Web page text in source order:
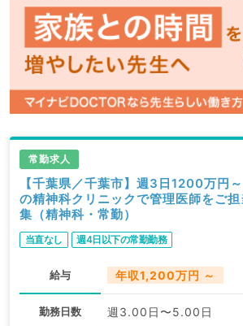
常勤求人
【千葉県／千葉市】週3日1200万円
の精神科クリニックで管理医師をご
集（精神科・常勤）
当直なし 週4日以下の常勤勤務
給与 年収1,200万円 ～
勤務日数 週3.00日〜5.00日